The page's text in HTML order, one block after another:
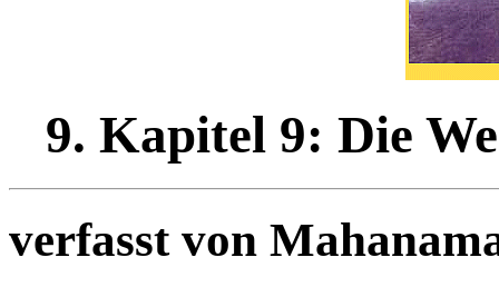
9. Kapitel 9: Die
verfasst von